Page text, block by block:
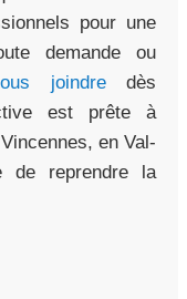
pour une
demande ou
joindredès
est prête à
en Val-
de reprendre la